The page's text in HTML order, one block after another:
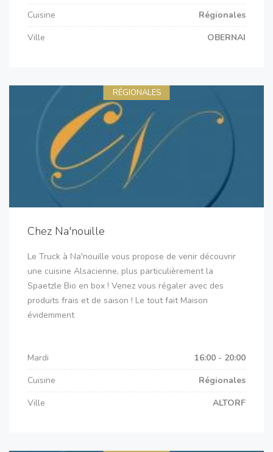
Cuisine
Régionales
Ville
OBERNAI
RÉGIONALES
Chez Na'nouille
Le Truck à Na'nouille vous propose de venir découvrir
une cuisine Alsacienne, plus particulièrement la
Spaetzle Bio en box ! Venez vous régaler avec des
produits frais et de saison ! Le tout fait Maison
évidemment
Mardi
16:00 - 20:00
Cuisine
Régionales
Ville
ALTORF